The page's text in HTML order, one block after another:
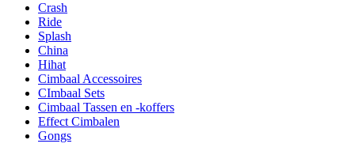
Crash
Ride
Splash
China
Hihat
Cimbaal Accessoires
CImbaal Sets
Cimbaal Tassen en -koffers
Effect Cimbalen
Gongs